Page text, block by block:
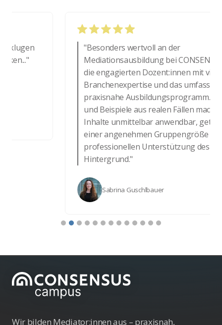
"Besonders wertvoll an der
Mediationsausbildung bei CONSENSUS
die engagierten Dozent:innen mit
Branchenexpertise und das umfassende,
praxisnahe Ausbildungsprogramm.
und Beispiele aus realen Fällen machen
Inhalte unmittelbar anwendbar,
einer angenehmen Gruppengröße und
professionellen Unterstützung des
Hintergrund."
Sabrina Guschlbauer
Wir bilden Mediator:innen aus – praxisnah,